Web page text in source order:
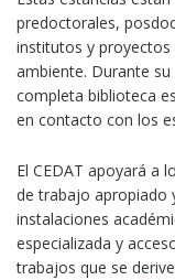
predoctorales,
institutos y
ambiente. Durante
completa biblioteca
en contacto con los
El CEDAT apoyará a
de trabajo apropiado
instalaciones
especializada y
trabajos que se